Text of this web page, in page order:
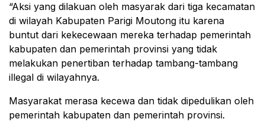
“Aksi yang dilakuan oleh masyarak dari tiga kecamatan
di wilayah Kabupaten Parigi Moutong itu karena
buntut dari kekecewaan mereka terhadap pemerintah
kabupaten dan pemerintah provinsi yang tidak
melakukan penertiban terhadap tambang-tambang
illegal di wilayahnya.
Masyarakat merasa kecewa dan tidak dipedulikan oleh
pemerintah kabupaten dan pemerintah provinsi.